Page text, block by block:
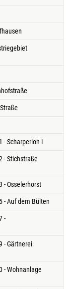
- Scharperloh I
- Stichstraße
- Osselerhorst
- Auf dem Bülten
-
- Gärtnerei
- Wohnanlage